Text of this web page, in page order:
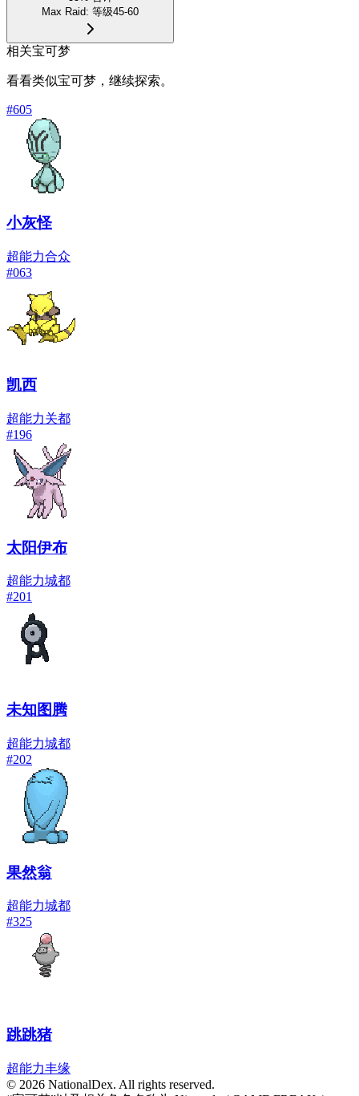
Max Raid: 等级45-60
相关宝可梦
看看类似宝可梦，继续探索。
#605
小灰怪
超能力合众
#063
凯西
超能力关都
#196
太阳伊布
超能力城都
#201
未知图腾
超能力城都
#202
果然翁
超能力城都
#325
跳跳猪
超能力丰缘
© 2026 NationalDex. All rights reserved.